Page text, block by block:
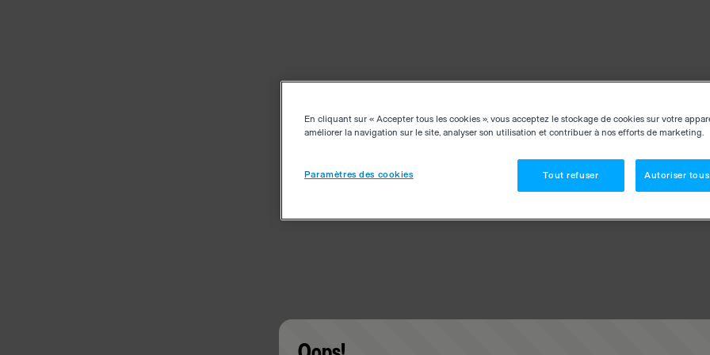
En cliquant sur « Accepter tous les cookies », vous acceptez le stockage de cookies sur votre
améliorer la navigation sur le site, analyser son utilisation et contribuer à nos efforts de marketing.
Paramètres des cookies Tout refuser Autoriser